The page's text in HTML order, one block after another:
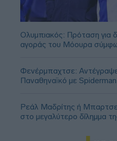
Ολυμπιακός: Πρόταση για
αγοράς του Μόουρα
Φενέρμπαχτσε:
Παναθηναϊκό με Spiderman
Ρεάλ Μαδρίτης ή
στο μεγαλύτερο δίλημμα